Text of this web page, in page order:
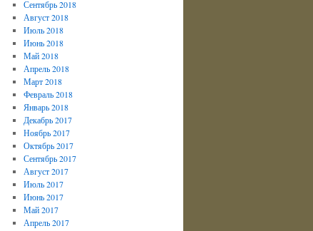
Сентябрь 2018
Август 2018
Июль 2018
Июнь 2018
Май 2018
Апрель 2018
Март 2018
Февраль 2018
Январь 2018
Декабрь 2017
Ноябрь 2017
Октябрь 2017
Сентябрь 2017
Август 2017
Июль 2017
Июнь 2017
Май 2017
Апрель 2017